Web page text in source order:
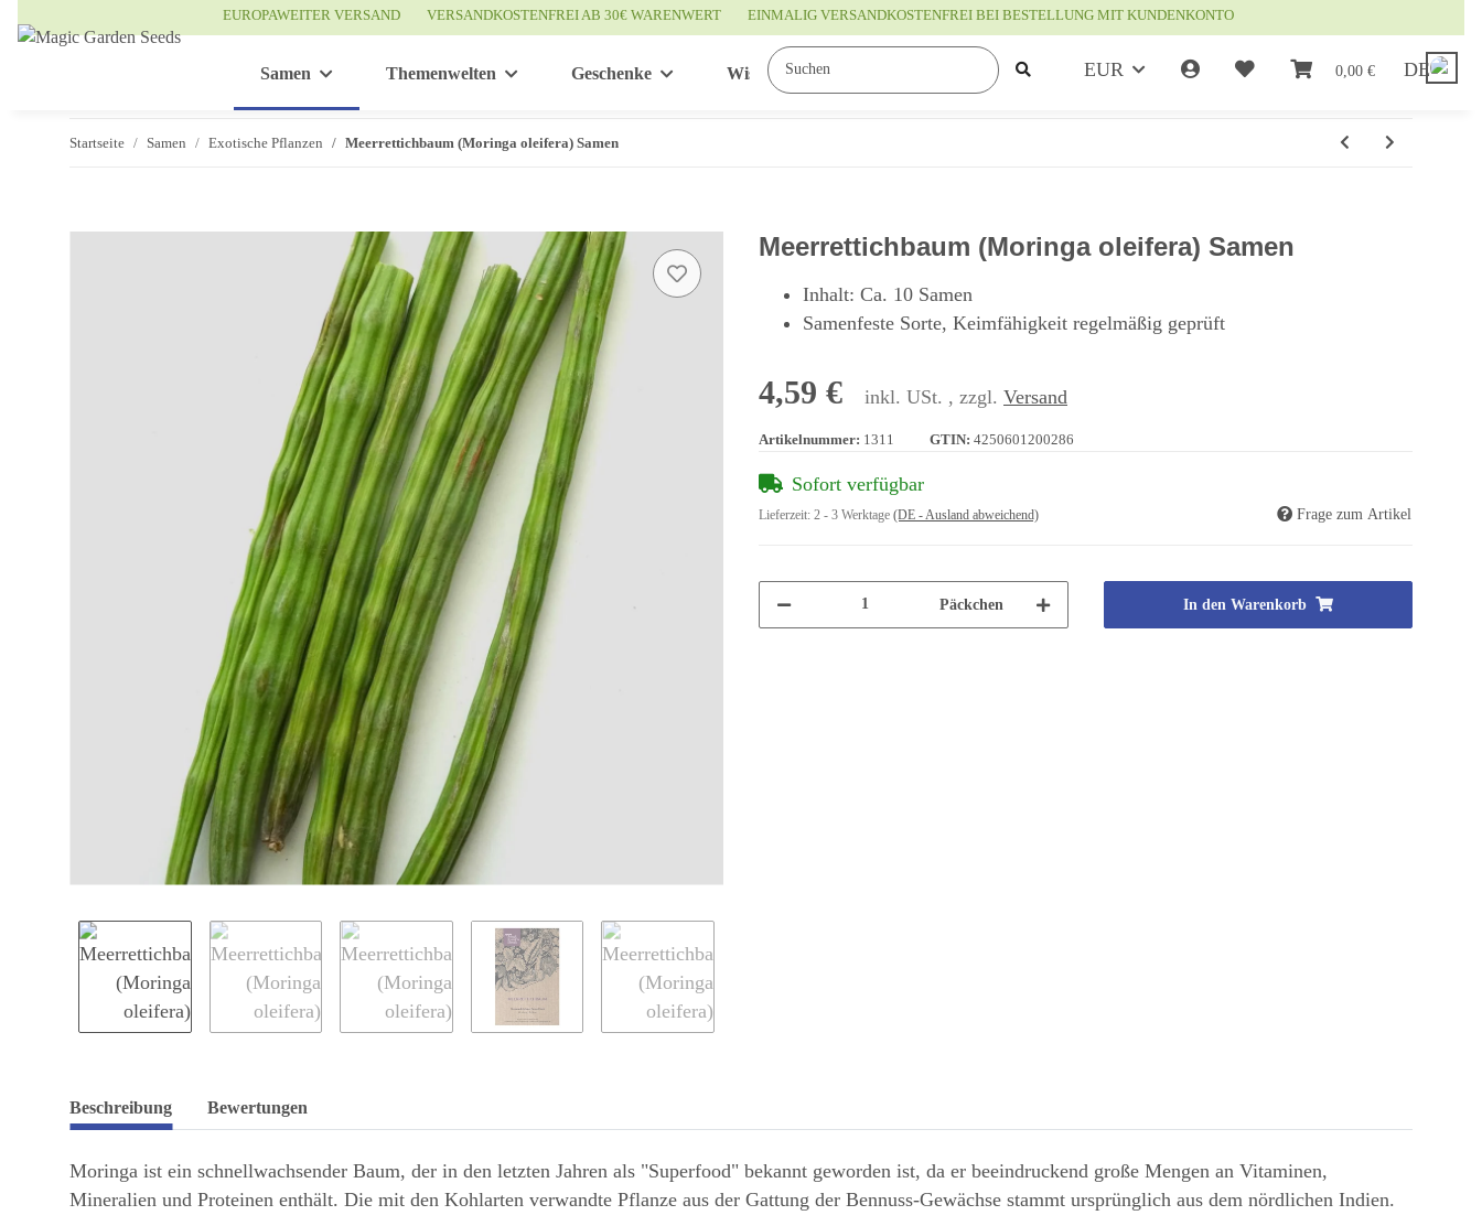
EUROPAWEITER VERSAND VERSANDKOSTENFREI AB 30€ WARENWERT EINMALIG VERSANDKOSTENFREI BEI BESTELLUNG MIT KUNDENKONTO
EUR 0,00 € DE
Samen Themenwelten Geschenke Wissenswertes
Startseite Samen Exotische Pflanzen Meerrettichbaum (Moringa oleifera) Samen
Meerrettichbaum (Moringa oleifera) Samen
Inhalt: Ca. 10 Samen
Samenfeste Sorte, Keimfähigkeit regelmäßig geprüft
4,59 € inkl. USt. , zzgl. Versand
Artikelnummer: 1311 GTIN: 4250601200286
Sofort verfügbar
Lieferzeit: 2 - 3 Werktage (DE - Ausland abweichend) Frage zum Artikel
Päckchen In den Warenkorb
Beschreibung Bewertungen
Moringa ist ein schnellwachsender Baum, der in den letzten Jahren als "Superfood" bekannt geworden ist, da er beeindruckend große Mengen an Vitaminen,
Mineralien und Proteinen enthält. Die mit den Kohlarten verwandte Pflanze aus der Gattung der Bennuss-Gewächse stammt ursprünglich aus dem nördlichen Indien.